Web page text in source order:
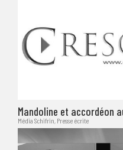
Mandoline et accordéon
Média Schifrin, Presse écrite